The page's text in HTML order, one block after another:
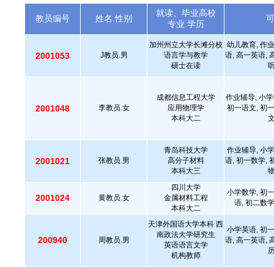
教员编号 姓名.性别
就读、毕业高校
专业.学历
2001053 J教员.男
加州州立大学长滩分校
语言学与教学
硕士在读
幼儿教育, 作
语, 高一英语,
2001048 李教员.女
成都信息工程大学
应用物理学
本科大二
作业辅导, 小
初一语文, 初
2001021 张教员.男
青岛科技大学
高分子材料
本科大三
作业辅导, 小
语, 初一数学,
2001024 黄教员.女
四川大学
金属材料工程
本科大二
小学数学, 初
语, 初二数
200940 周教员.男
天津外国语大学本科 西
南政法大学研究生
英语语言文学
机构教师
小学英语, 初
语, 高一英语,